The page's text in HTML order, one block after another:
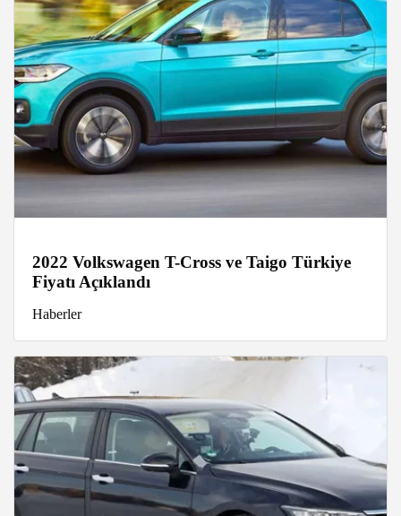
2022 Volkswagen T-Cross ve Taigo Türkiye
Fiyatı Açıklandı
Haberler